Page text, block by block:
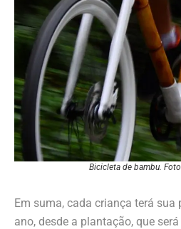
Bicicleta de bambu.
Em suma, cada criança terá sua
ano, desde a plantação, que